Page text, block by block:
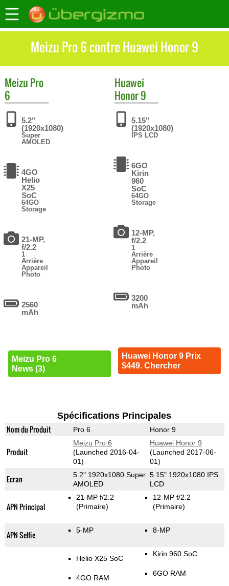
Meizu Pro 6 contre Huawei Honor 9
Meizu Pro
6
5.2"
(1920x1080)
Super
AMOLED
4GO
Helio
X25
SoC
64GO
Storage
21-MP,
f/2.2
1
Arrière
Appareil
Photo
2560
mAh
Meizu Pro 6
News (3)
Huawei
Honor 9
5.15"
(1920x1080)
IPS LCD
6GO
Kirin
960
SoC
64GO
Storage
12-MP,
f/2.2
1
Arrière
Appareil
Photo
3200
mAh
Huawei Honor 9 Prix
$449. Chercher
Spécifications Principales
Nom du Produit Pro 6 Honor 9
Produit
Meizu Pro 6
(Launched 2016-04-
01)
Huawei Honor 9
(Launched 2017-06-
01)
Ecran
5.2" 1920x1080 Super
AMOLED
5.15" 1920x1080 IPS
LCD
APN Principal
21-MP f/2.2
(Primaire)
12-MP f/2.2
(Primaire)
APN Selfie 5-MP 8-MP
Helio X25 SoC
4GO RAM
Kirin 960 SoC
6GO RAM